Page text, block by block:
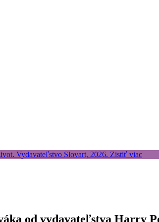
od vydavateľstva Harry